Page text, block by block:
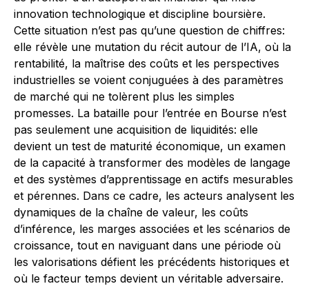
innovation technologique et discipline boursière.
Cette situation n’est pas qu’une question de chiffres:
elle révèle une mutation du récit autour de l’IA, où la
rentabilité, la maîtrise des coûts et les perspectives
industrielles se voient conjuguées à des paramètres
de marché qui ne tolèrent plus les simples
promesses. La bataille pour l’entrée en Bourse n’est
pas seulement une acquisition de liquidités: elle
devient un test de maturité économique, un examen
de la capacité à transformer des modèles de langage
et des systèmes d’apprentissage en actifs mesurables
et pérennes. Dans ce cadre, les acteurs analysent les
dynamiques de la chaîne de valeur, les coûts
d’inférence, les marges associées et les scénarios de
croissance, tout en naviguant dans une période où
les valorisations défient les précédents historiques et
où le facteur temps devient un véritable adversaire.